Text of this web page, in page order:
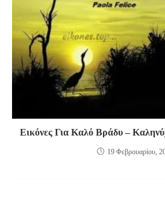
Εικόνες Για Καλό Βράδυ –
19 Φεβρουαρίου,